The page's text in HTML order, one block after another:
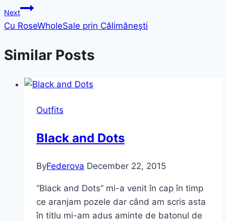
Next
Cu RoseWholeSale prin Călimănești
Similar Posts
Outfits
Black and Dots
ByFederova December 22, 2015
“Black and Dots” mi-a venit în cap în timp
ce aranjam pozele dar când am scris asta
în titlu mi-am adus aminte de batonul de